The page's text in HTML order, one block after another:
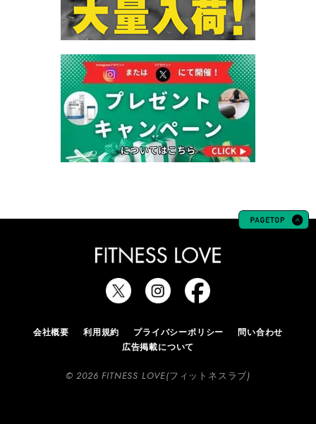
会社概要 利用規約 プライバシーポリシー
問い合わせ
広告掲載について
© 2026 FITNESS LOVE(フィットネスラブ)